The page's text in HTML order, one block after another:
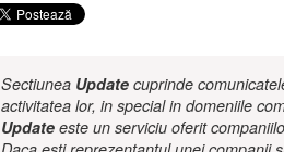
Sectiunea Update cuprinde
activitatea lor, in special in domeniile
Update este un serviciu oferit